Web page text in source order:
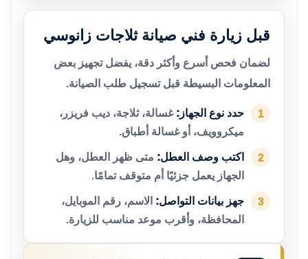
قبل زيارة فني صيانة ثلاجات زانوسي
لضمان فحص أسرع وأكثر دقة، يفضل تجهيز بعض
المعلومات البسيطة قبل تسجيل طلب الصيانة.
1 حدد نوع الجهاز: غسالة، ثلاجة، ديب فريزر،
ميكروويف، أو غسالة أطباق.
2 اكتب وصف العطل: متى ظهر العطل، وهل
الجهاز يعمل جزئيًا أم متوقف تمامًا.
3 جهز بيانات التواصل: الاسم، رقم الموبايل،
المحافظة، وأقرب موعد مناسب للزيارة.